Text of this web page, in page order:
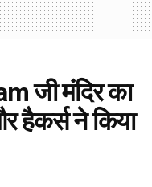
जी मंदिर का
ने किया